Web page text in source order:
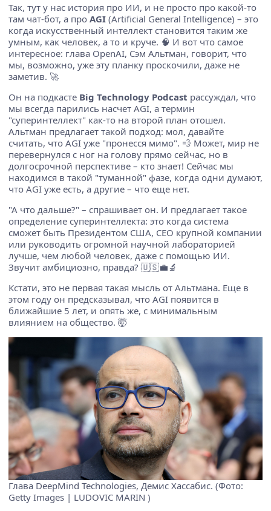
Так, тут у нас история про ИИ, и не просто про какой-то
там чат-бот, а про AGI (Artificial General Intelligence) – это
когда искусственный интеллект становится таким же
умным, как человек, а то и круче. 🧠 И вот что самое
интересное: глава OpenAI, Сэм Альтман, говорит, что
мы, возможно, уже эту планку проскочили, даже не
заметив. 🚀
Он на подкасте Big Technology Podcast рассуждал, что
мы всегда парились насчет AGI, а термин
"суперинтеллект" как-то на второй план отошел.
Альтман предлагает такой подход: мол, давайте
считать, что AGI уже "пронесся мимо". 💨 Может, мир не
перевернулся с ног на голову прямо сейчас, но в
долгосрочной перспективе – кто знает! Сейчас мы
находимся в такой "туманной" фазе, когда одни думают,
что AGI уже есть, а другие – что еще нет.
"А что дальше?" – спрашивает он. И предлагает такое
определение суперинтеллекта: это когда система
сможет быть Президентом США, CEO крупной компании
или руководить огромной научной лабораторией
лучше, чем любой человек, даже с помощью ИИ.
Звучит амбициозно, правда? 🇺🇸💼🔬
Кстати, это не первая такая мысль от Альтмана. Еще в
этом году он предсказывал, что AGI появится в
ближайшие 5 лет, и опять же, с минимальным
влиянием на общество. 🤯
Глава DeepMind Technologies, Демис Хассабис. (Фото:
Getty Images | LUDOVIC MARIN )